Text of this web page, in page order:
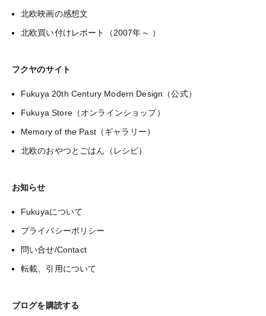
北欧映画の感想文
北欧買い付けレポート（2007年～ ）
フクヤのサイト
Fukuya 20th Century Modern Design（公式）
Fukuya Store（オンラインショップ）
Memory of the Past（ギャラリー）
北欧のおやつとごはん（レシピ）
お知らせ
Fukuyaについて
プライバシーポリシー
問い合せ/Contact
転載、引用について
ブログを購読する